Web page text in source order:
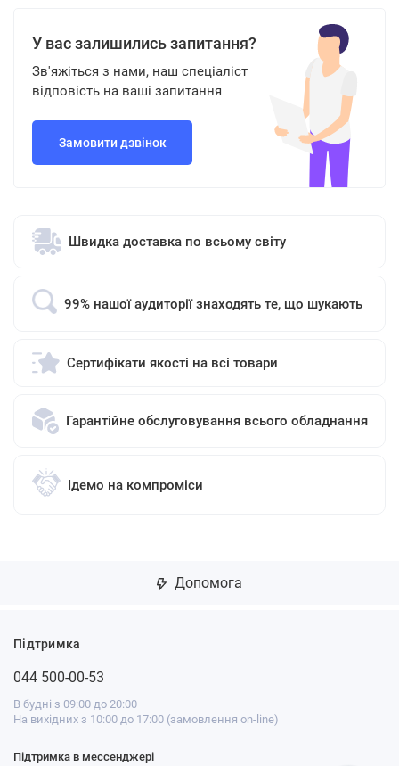
У вас залишились запитання?
Зв'яжіться з нами, наш спеціаліст
відповість на ваші запитання
Замовити дзвінок
Швидка доставка по всьому світу
99% нашої аудиторії знаходять те, що шукають
Сертифікати якості на всі товари
Гарантійне обслуговування всього обладнання
Ідемо на компроміси
Допомога
Підтримка
044 500-00-53
В будні з 09:00 до 20:00
На вихідних з 10:00 до 17:00 (замовлення on-line)
Підтримка в мессенджері